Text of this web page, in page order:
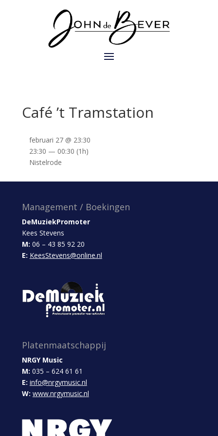
Café ’t Tramstation
februari 27 @ 23:30
23:30 — 00:30 (1h)
Nistelrode
Management / Boekingen
DeMuziekPromoter
Kees Stevens
M: 06 – 43 85 92 20
E: KeesStevens@online.nl
Platenmaatschappij
NRGY Music
M: 035 – 624 61 61
E: info@nrgymusic.nl
W: www.nrgymusic.nl